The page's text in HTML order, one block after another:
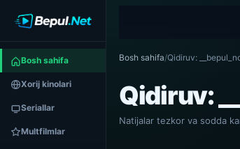
Bosh sahifa
Xorij kinolari
Seriallar
Multfilmlar
Bosh sahifa/Qidiruv:
Qidiruv:
Natijalar tezkor va sodda